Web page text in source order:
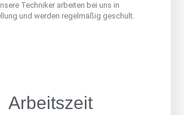
Techniker arbeiten bei uns in
und werden regelmäßig geschult.
Arbeitszeit